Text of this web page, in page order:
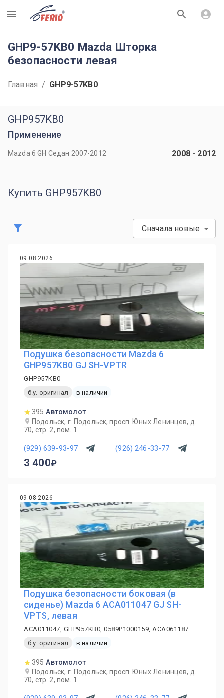
R
GHP9-57KB0 Mazda Шторка
безопасности левая
Главная / GHP9-57KB0
GHP957KB0
Применение
Mazda 6 GH Седан 2007-2012 2008- 2012
Купить GHP957KB0
Сначала новые
09.08.2026
Подушка безопасности Mazda 6
GHP957KB0 GJ SH-VPTR
GHP957KB0
б.у. оригинал
в наличии
395 Автомолот
Подольск, г. Подольск, просп. Юных Ленинцев, д.
70, стр. 2, пом. 1
(929) 639-93-97 (926) 246-33-77
3 400
09.08.2026
Подушка безопасности боковая (в
сиденье) Mazda 6 ACA011047 GJ SH-
VPTS, левая
ACA011047, GHP957KB0, 0589P1000159, ACA061187
б.у. оригинал
в наличии
395 Автомолот
Подольск, г. Подольск, просп. Юных Ленинцев, д.
70, стр. 2, пом. 1